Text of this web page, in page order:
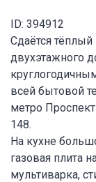
ID: 394912
Сдаётся
двухэтажного
всей бытовой
метро
148.
На кухне
газовая плита
мультиварка,